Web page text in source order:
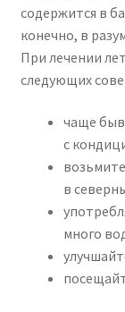
содержится в
конечно, в
При лечении
следующих
чаще
с
в
много